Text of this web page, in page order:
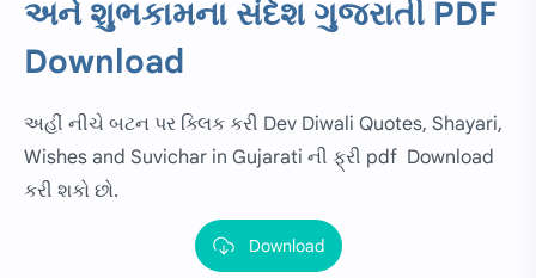
અને શુભકામના સંદેશ ગુજરાતી PDF
Download
અહીં નીચે બટન પર ક્લિક કરી Dev Diwali Quotes, Shayari,
Wishes and Suvichar in Gujarati ની ફ્રી pdf Download
કરી શકો છો.
Download